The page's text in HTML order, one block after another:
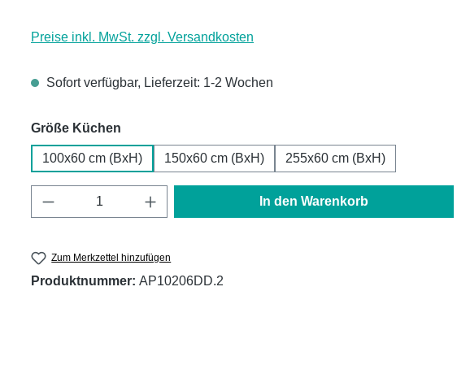
Preise inkl. MwSt. zzgl. Versandkosten
Sofort verfügbar, Lieferzeit: 1-2 Wochen
Größe Küchen
100x60 cm (BxH) 150x60 cm (BxH) 255x60 cm (BxH)
Produkt Anzahl: Gib den gewünschten Wert ein
In den Warenkorb
Zum Merkzettel hinzufügen
Produktnummer: AP10206DD.2